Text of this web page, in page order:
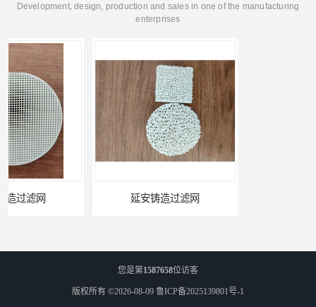
Development, design, production and sales in one of the manufacturing
enterprises
您是第1587658位访客
版权所有 ©2026-08-09 鲁ICP备2025139801号-1